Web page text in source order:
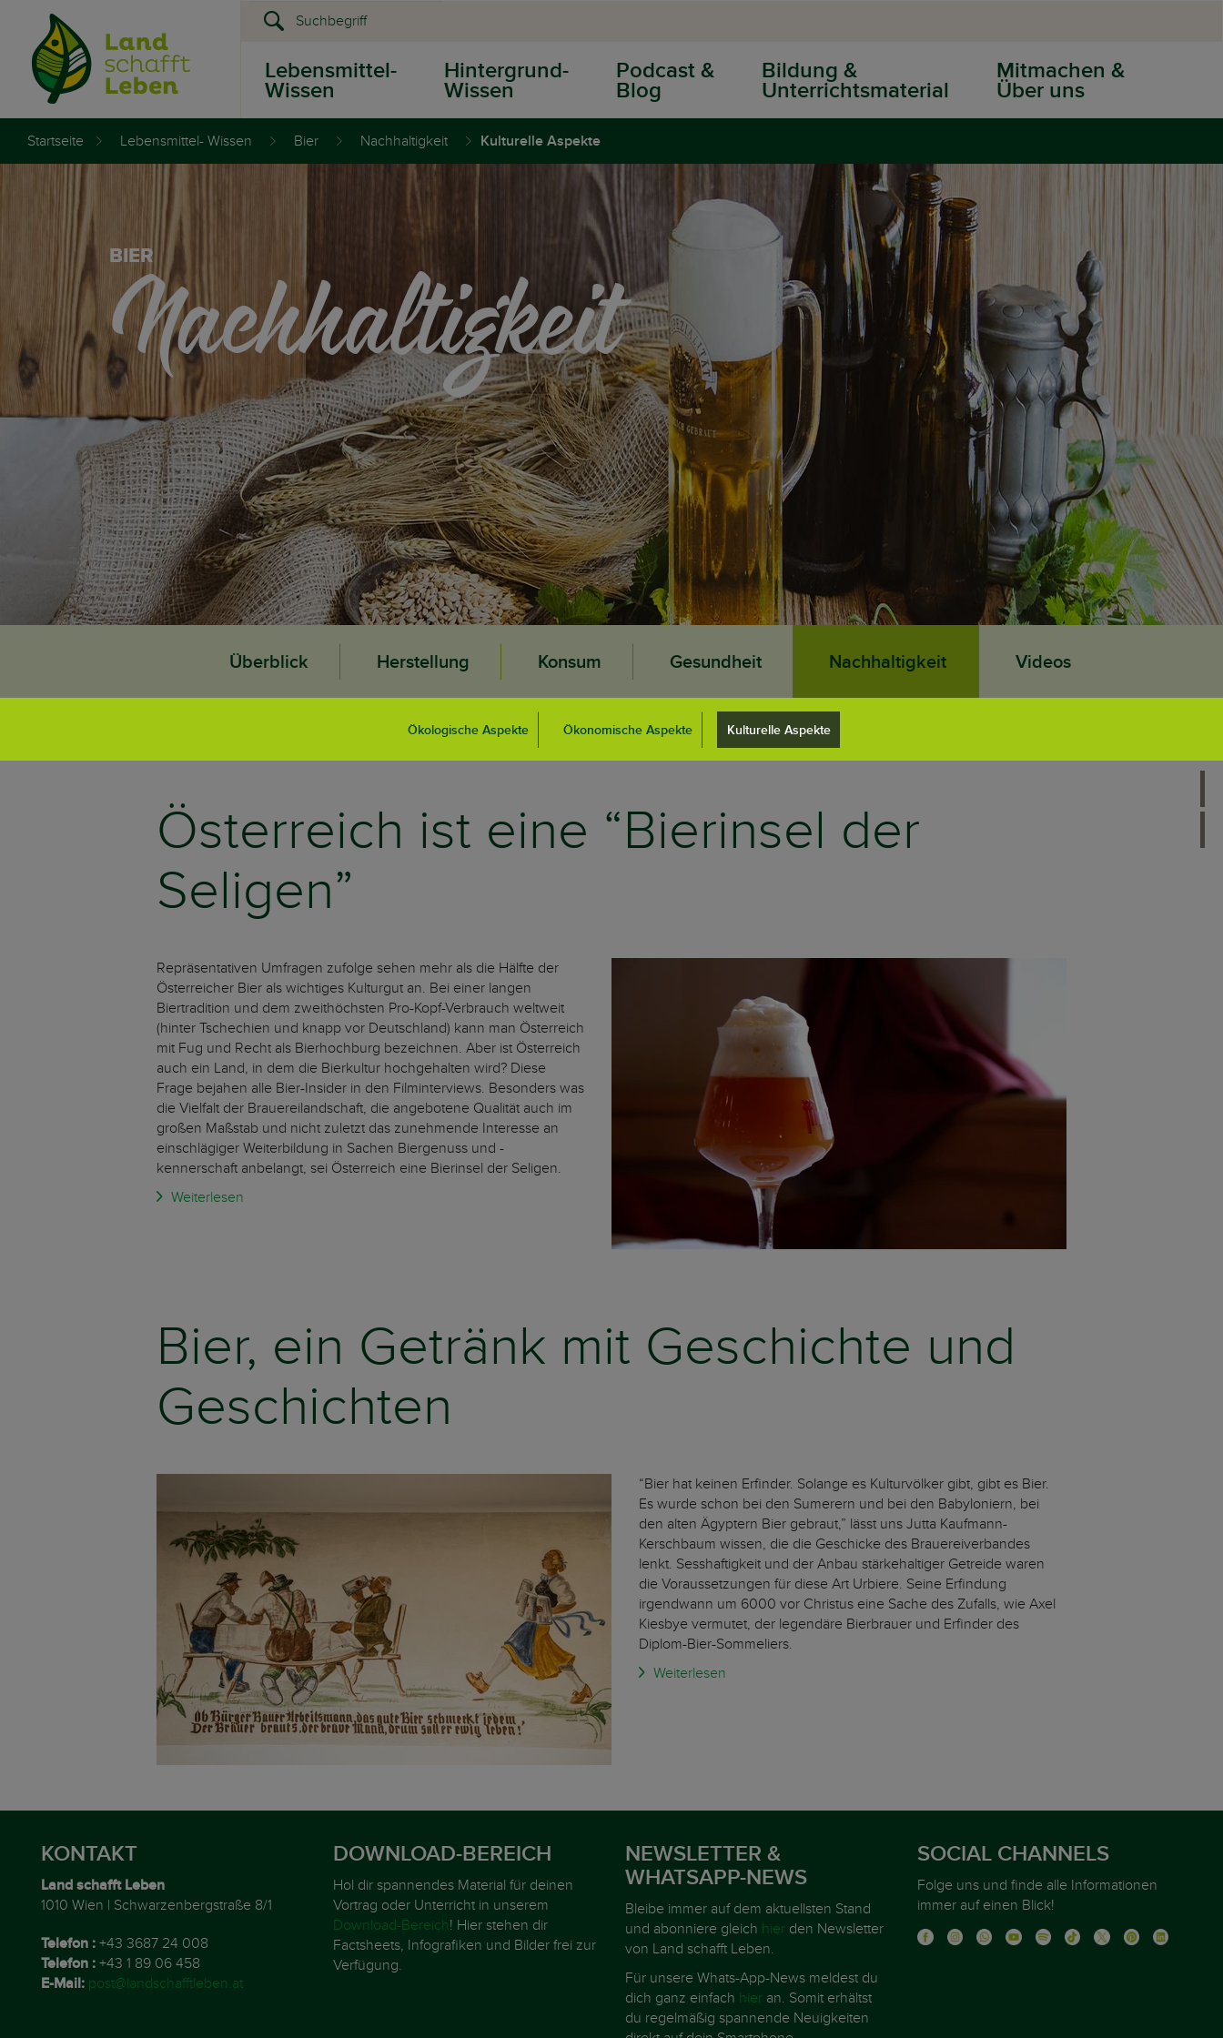
Lebensmittel-
Wissen
Hintergrund-
Wissen
Podcast &
Blog
Bildung &
Unterrichtsmaterial
Mitmachen &
Über uns
Presse &
Startseite Lebensmittel- Wissen Bier Nachhaltigkeit Kulturelle Aspekte
BIER
Nachhaltigkeit
Überblick Herstellung Konsum Gesundheit Nachhaltigkeit Videos
Ökologische Aspekte Ökonomische Aspekte Kulturelle Aspekte
Österreich ist eine “Bierinsel der
Seligen”
Repräsentativen Umfragen zufolge sehen mehr als die Hälfte der
Österreicher Bier als wichtiges Kulturgut an. Bei einer langen
Biertradition und dem zweithöchsten Pro-Kopf-Verbrauch weltweit
(hinter Tschechien und knapp vor Deutschland) kann man Österreich
mit Fug und Recht als Bierhochburg bezeichnen. Aber ist Österreich
auch ein Land, in dem die Bierkultur hochgehalten wird? Diese
Frage bejahen alle Bier-Insider in den Filminterviews. Besonders was
die Vielfalt der Brauereilandschaft, die angebotene Qualität auch im
großen Maßstab und nicht zuletzt das zunehmende Interesse an
einschlägiger Weiterbildung in Sachen Biergenuss und -
kennerschaft anbelangt, sei Österreich eine Bierinsel der Seligen.
Weiterlesen
Bier, ein Getränk mit Geschichte und
Geschichten
“Bier hat keinen Erfinder. Solange es Kulturvölker gibt, gibt es Bier.
Es wurde schon bei den Sumerern und bei den Babyloniern, bei
den alten Ägyptern Bier gebraut,” lässt uns Jutta Kaufmann-
Kerschbaum wissen, die die Geschicke des Brauereiverbandes
lenkt. Sesshaftigkeit und der Anbau stärkehaltiger Getreide waren
die Voraussetzungen für diese Art Urbiere. Seine Erfindung
irgendwann um 6000 vor Christus eine Sache des Zufalls, wie Axel
Kiesbye vermutet, der legendäre Bierbrauer und Erfinder des
Diplom-Bier-Sommeliers.
Weiterlesen
KONTAKT
Land schafft Leben
1010 Wien | Schwarzenbergstraße 8/1
Telefon : +43 3687 24 008
Telefon : +43 1 89 06 458
E-Mail: post@landschafftleben.at
DOWNLOAD-BEREICH
Hol dir spannendes Material für deinen
Vortrag oder Unterricht in unserem
Download-Bereich! Hier stehen dir
Factsheets, Infografiken und Bilder frei zur
Verfügung.
NEWSLETTER &
WHATSAPP-NEWS
Bleibe immer auf dem aktuellsten Stand
und abonniere gleich hier den Newsletter
von Land schafft Leben.
Für unsere Whats-App-News meldest du
dich ganz einfach hier an. Somit erhältst
du regelmäßig spannende Neuigkeiten
SOCIAL CHANNELS
Folge uns und finde alle Informationen
immer auf einen Blick!